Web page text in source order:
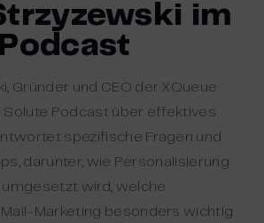
im
Gründer und CEO der XQueue
Solute Podcast über effektives
spezifische Fragen und
darunter, wie Personalisierung
wird, welche
Mail-Marketing besonders wichtig